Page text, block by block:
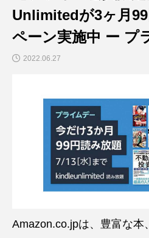
Unlimitedが3ヶ月
ペーン実施中 ー プ
2022.06.27
Amazon.co.jpは、豊富な本